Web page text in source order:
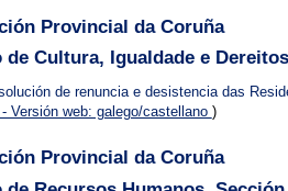
Provincial da Coruña
de Cultura, Igualdade e
de renuncia e desistencia das
- Versión web: galego/castellano )
Provincial da Coruña